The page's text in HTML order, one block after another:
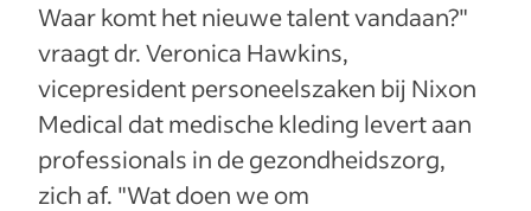
Waar komt het nieuwe talent vandaan?"
vraagt dr. Veronica Hawkins,
vicepresident personeelszaken bij Nixon
Medical dat medische kleding levert aan
professionals in de gezondheidszorg,
zich af. "Wat doen we om